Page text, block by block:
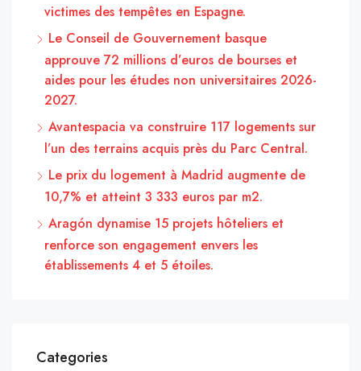
victimes des tempêtes en Espagne.
Le Conseil de Gouvernement basque
approuve 72 millions d’euros de bourses et
aides pour les études non universitaires 2026-
2027.
Avantespacia va construire 117 logements sur
l’un des terrains acquis près du Parc Central.
Le prix du logement à Madrid augmente de
10,7% et atteint 3 333 euros par m2.
Aragón dynamise 15 projets hôteliers et
renforce son engagement envers les
établissements 4 et 5 étoiles.
Categories